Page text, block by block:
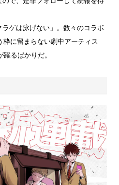
ゲは泳げない」。数々のコラボ
に留まらない劇中アーティス
躍るばかりだ。